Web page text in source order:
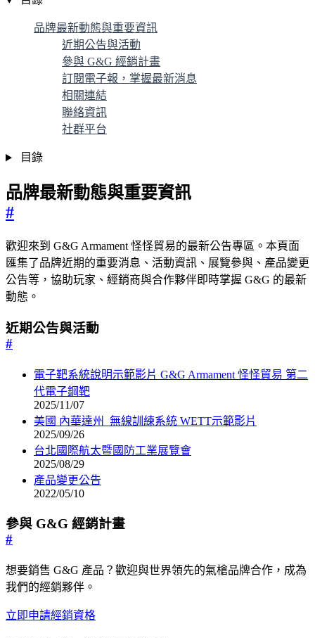
品牌最新動態與重要資訊
近期公告與活動
參與 G&G 經銷計畫
訂閱電子報，掌握最新消息
相關連結
聯絡資訊
社群平台
目錄
品牌最新動態與重要資訊
#
歡迎來到 G&G Armament 怪怪貿易的最新公告專區。本頁面
匯集了品牌近期的重要消息、活動資訊、展覽參與、產品變更
公告等，協助玩家、經銷商與合作夥伴即時掌握 G&G 的最新
動態。
近期公告與活動
#
電子靶系統說明示範影片 G&G Armament 怪怪貿易 第二
代電子鋼靶
2025/11/07
美國 內華達州_無線訓練系統 WETT示範影片
2025/09/26
台北國際航太暨國防工業展覽會
2025/08/29
產品變更公告
2022/05/10
參與 G&G 經銷計畫
#
想要銷售 G&G 產品？歡迎與世界領先的氣槍品牌合作，成為
我們的經銷夥伴。
立即申請經銷資格